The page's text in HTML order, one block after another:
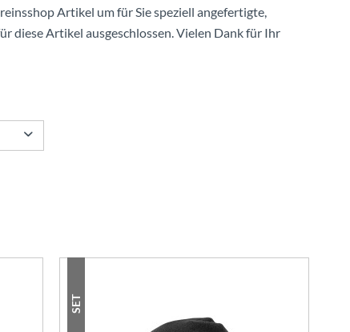
Artikel um für Sie speziell angefertigte,
diese Artikel ausgeschlossen. Vielen Dank für Ihr
SET